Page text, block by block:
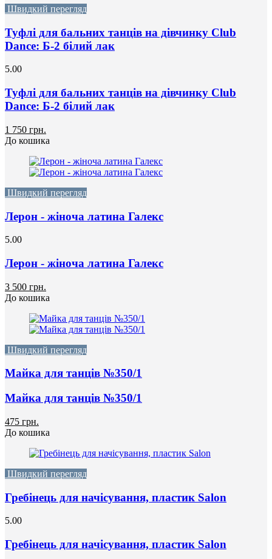
Швидкий перегляд
Туфлі для бальних танців на дівчинку Club
Dance: Б-2 білий лак
5.00
Туфлі для бальних танців на дівчинку Club
Dance: Б-2 білий лак
1 750 грн.
До кошика
Швидкий перегляд
Лерон - жіноча латина Галекс
5.00
Лерон - жіноча латина Галекс
3 500 грн.
До кошика
Швидкий перегляд
Майка для танців №350/1
Майка для танців №350/1
475 грн.
До кошика
Швидкий перегляд
Гребінець для начісування, пластик Salon
5.00
Гребінець для начісування, пластик Salon